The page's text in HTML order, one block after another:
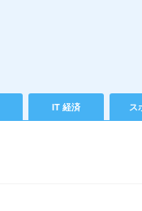
IT 経済 ス